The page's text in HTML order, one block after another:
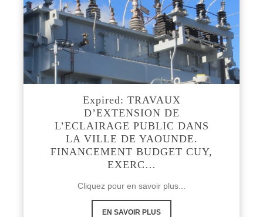
Expired: TRAVAUX
D’EXTENSION DE
L’ECLAIRAGE PUBLIC DANS
LA VILLE DE YAOUNDE.
FINANCEMENT BUDGET CUY,
EXERC…
Cliquez pour en savoir plus...
EN SAVOIR PLUS